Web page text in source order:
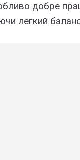
добре
легкий